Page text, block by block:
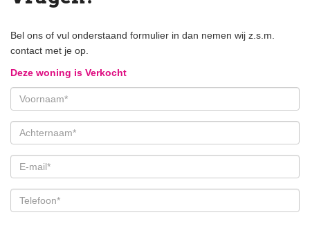
Bel ons of vul onderstaand formulier in dan nemen wij z.s.m.
contact met je op.
Deze woning is Verkocht